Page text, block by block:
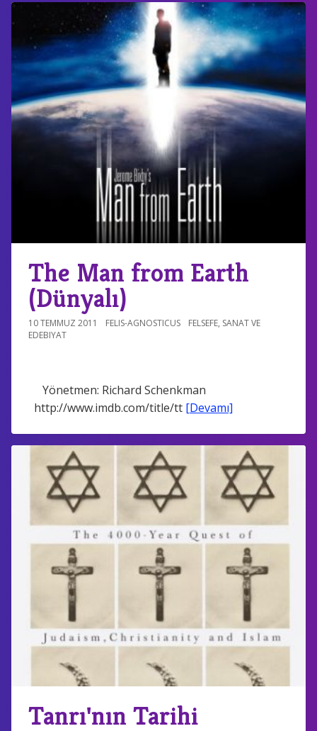
The Man from Earth
(Dünyalı)
10 TEMMUZ 2011 FELIS-AGNOSTICUS FELSEFE, SANAT VE
EDEBIYAT
Yönetmen: Richard Schenkman
http://www.imdb.com/title/tt [Devamı]
Tanrı'nın Tarihi